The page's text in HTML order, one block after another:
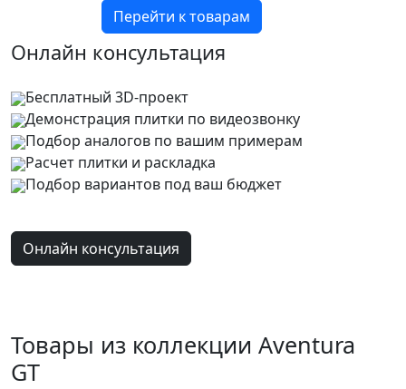
Перейти к товарам
Онлайн консультация
Бесплатный 3D-проект
Демонстрация плитки по видеозвонку
Подбор аналогов по вашим примерам
Расчет плитки и раскладка
Подбор вариантов под ваш бюджет
Онлайн консультация
Товары из коллекции Aventura
GT